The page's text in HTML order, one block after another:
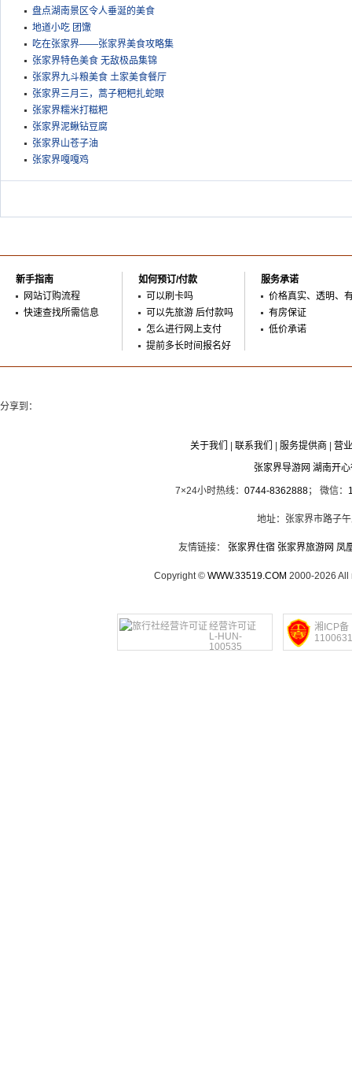
盘点湖南景区令人垂涎的美食
地道小吃 团馓
吃在张家界——张家界美食攻略集
张家界特色美食 无敌极品集锦
张家界九斗粮美食 土家美食餐厅
张家界三月三，蒿子粑粑扎蛇眼
张家界糯米打糍粑
张家界泥鳅钻豆腐
张家界山苍子油
张家界嘎嘎鸡
新手指南
网站订购流程
快速查找所需信息
如何预订/付款
可以刷卡吗
可以先旅游 后付款吗
怎么进行网上支付
提前多长时间报名好
服务承诺
价格真实、透明、
有房保证
低价承诺
分享到：
关于我们 联系我们 服务提供商
营
张家界导游网 湖南开
7×24小时热线： 0744-8362888； 微信：
地址：张家界市路子
友情链接： 张家界住宿 张家界旅游网 凤
Copyright © WWW.33519.COM 2000-2026 All
经营许可证
L-HUN-
100535
湘ICP备